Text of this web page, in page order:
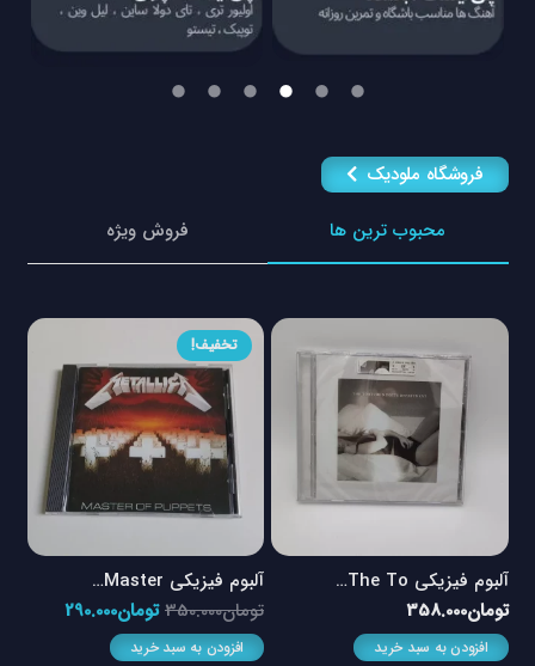
فروشگاه ملودیک
محبوب ترین ها
فروش ویژه
آلبوم فیزیکی The To…
تومان358.000
افزودن به سبد خرید
تخفیف!
آلبوم فیزیکی Master…
تومان350.000قیمت
اصلی
تومان290.000قیمت
افزودن به سبد خرید